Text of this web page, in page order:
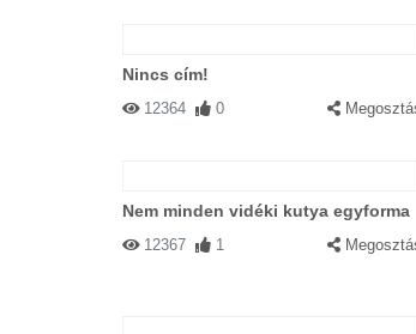
Nincs cím!
12364 0
Nem minden vidéki kutya egyforma
12367 1